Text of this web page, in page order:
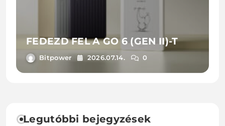
FEDEZD FEL A GO 6 (GEN II)-T
Bitpower 2026.07.14. 0
Legutóbbi bejegyzések